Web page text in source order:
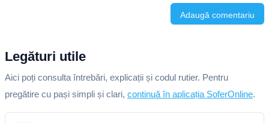
Adaugă comentariu
Legături utile
Aici poți consulta întrebări, explicații și codul rutier. Pentru
pregătire cu pași simpli și clari, continuă în aplicația SoferOnline.